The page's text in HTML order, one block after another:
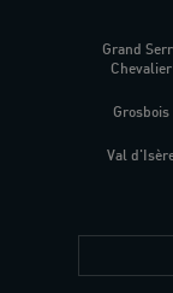
Grand
Chevalier
Grosbois
Val